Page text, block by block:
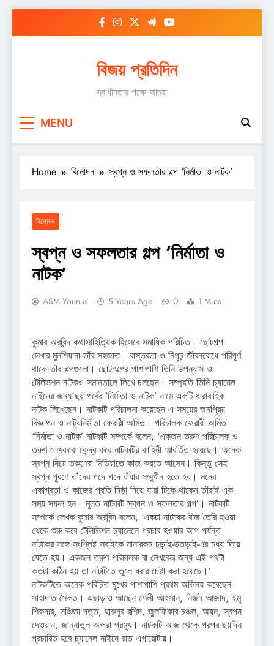
বিজয় প্রতিদিন
স্বাধীনতার পক্ষে আমরা
MENU
Home বিনোদন স্বপ্ন ও সফলতার গল্প ‘নির্মাতা ও নাটক’
বিনোদন
স্বপ্ন ও সফলতার গল্প ‘নির্মাতা ও
নাটক’
ASM Younus 5 Years Ago 0 1 Mins
কুমার অরবিন্দ কথাসাহিত্যিক হিসেবে সমাধিক পরিচিত। ছোটগল্প
লেখার মুনশিয়ানা তাঁর সহজাত। বাস্তবতা ও নিগূঢ় জীবনবোধে পরিপূর্ণ
থাকে তাঁর গল্পগুলো। ছোটগল্পের পাশাপাশি তিনি উপন্যাস ও
টেলিভশন নাটকও সমানতালে লিখে চলছেন। সম্প্রতি তিনি চ্যানেল
নাইনের জন্য ছয় পর্বের ‘নির্মাতা ও নাটক’ নামে একটি ধারাবাহিক
নাটক লিখেছেন। নাটকটি পরিচালনা করেছেন এ সময়ের জনপ্রিয়
বিজ্ঞাপন ও নাট্যনির্মাতা ফেরারী অমিত। পরিচালক ফেরারী অমিত
‘নির্মাতা ও নাটক’ নাটকটি সম্পর্কে বলেন, ‘একজন তরুণ পরিচালক ও
তরুণ লেখককে কেন্দ্র করে নাটকটির কাহিনী আবর্তিত হয়েছে। অনেক
স্বপ্ন নিয়ে তরুণেরা মিডিয়াতে কাজ করতে আসেন। কিন্তু সেই
স্বপ্ন পূরণে তাঁদের পদে পদে বাঁধার সম্মুখীন হতে হয়। মনের
একাগ্রতা ও কাজের প্রতি নিষ্ঠা নিয়ে যারা টিকে থাকেন তাঁরাই এক
সময় সফল হন। মূলত নাটকটি স্বপ্ন ও সফলতার গল্প’। নাটকটি
সম্পর্কে লেখক কুমার অরবিন্দ বলেন, ‘একটা নাটকের বীজ তৈরি হওয়া
থেকে শুরু করে টেলিভিশন চ্যানেলে প্রচার হওয়ার আগ পর্যন্ত
নাটকের সঙ্গে সংশ্লিষ্ট সবাইকে নানারকম চড়াই-উতড়াই-এর মধ্য দিয়ে
যেতে হয়। একজন তরুণ পরিচালক বা লেখকের জন্য এই পথটা
কতটা কঠিন হয় তা নাটটিতে তুলে ধরার চেষ্টা করা হয়েছে।’
নাটকটিতে অনেক পরিচিত মুখের পাশাপাশি প্রথম অভিনয় করেছেন
সাহাদাত সৈকত। এছাড়াও আছেন শেলী আহসান, নির্জন আজাদ, ইমু
শিকদার, সঞ্চিতা দত্ত, হারুনুর রশিদ, জুলফিকার চঞ্চল, অয়ন, স্বপন
দেওয়ান, জান্নাতুল অপ্সরা প্রমুখ। নাটকটি আজ থেকে পরপর ছয়দিন
প্রচারিত হবে চ্যানেল নাইনে রাত এগারোটায়।